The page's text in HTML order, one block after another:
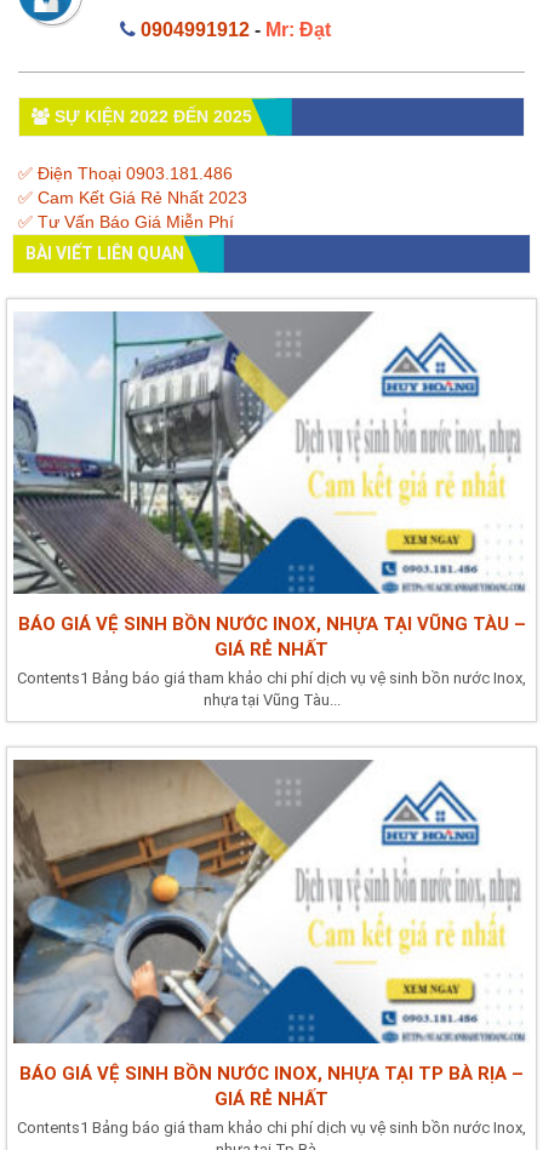
0904991912- Mr: Đạt
SỰ KIỆN 2022 ĐẾN 2025
✅ Điện Thoại 0903.181.486
✅ Cam Kết Giá Rẻ Nhất 2023
✅ Tư Vấn Báo Giá Miễn Phí
BÀI VIẾT LIÊN QUAN
BÁO GIÁ VỆ SINH BỒN NƯỚC INOX, NHỰA TẠI VŨNG TÀU –
GIÁ RẺ NHẤT
Contents1 Bảng báo giá tham khảo chi phí dịch vụ vệ sinh bồn nước Inox,
nhựa tại Vũng Tàu...
BÁO GIÁ VỆ SINH BỒN NƯỚC INOX, NHỰA TẠI TP BÀ RỊA –
GIÁ RẺ NHẤT
Contents1 Bảng báo giá tham khảo chi phí dịch vụ vệ sinh bồn nước Inox,